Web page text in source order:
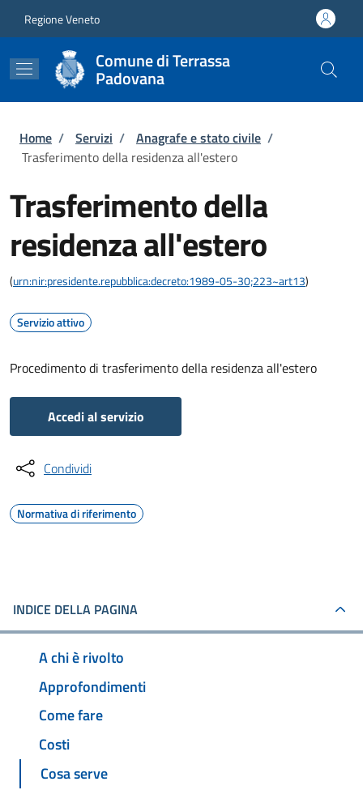
Regione Veneto
Comune di Terrassa
Padovana
Briciole di pane
Home / Servizi / Anagrafe e stato civile /
Trasferimento della residenza all'estero
Trasferimento della
residenza all'estero
(urn:nir:presidente.repubblica:decreto:1989-05-30;223~art13)
Servizio attivo
Procedimento di trasferimento della residenza all'estero
Accedi al servizio
Condividi
Normativa di riferimento
INDICE DELLA PAGINA
A chi è rivolto
Approfondimenti
Come fare
Costi
Cosa serve